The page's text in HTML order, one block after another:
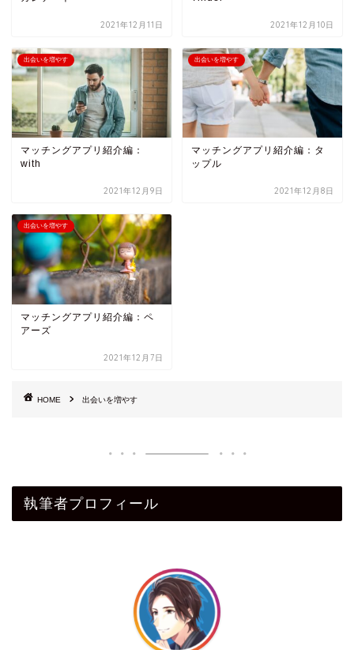
2021年12月11日 2021年12月10日
出会いを増やす
マッチングアプリ紹介編：
with
2021年12月9日
出会いを増やす
マッチングアプリ紹介編：タ
ップル
2021年12月8日
出会いを増やす
マッチングアプリ紹介編：ペ
アーズ
2021年12月7日
HOME 出会いを増やす
執筆者プロフィール